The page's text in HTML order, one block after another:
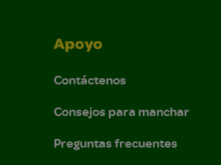
Apoyo
Contáctenos
Consejos para manchar
Preguntas frecuentes